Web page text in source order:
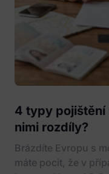
4 typy pojištění
nimi rozdíly?
Brázdíte Evropu s
máte pocit, že v